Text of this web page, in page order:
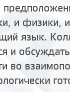
и физики,
язык.
и
во